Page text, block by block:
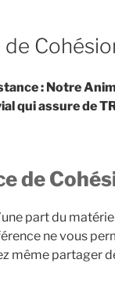
: Notre
qui assure de
de
part du
ne vous
même partager